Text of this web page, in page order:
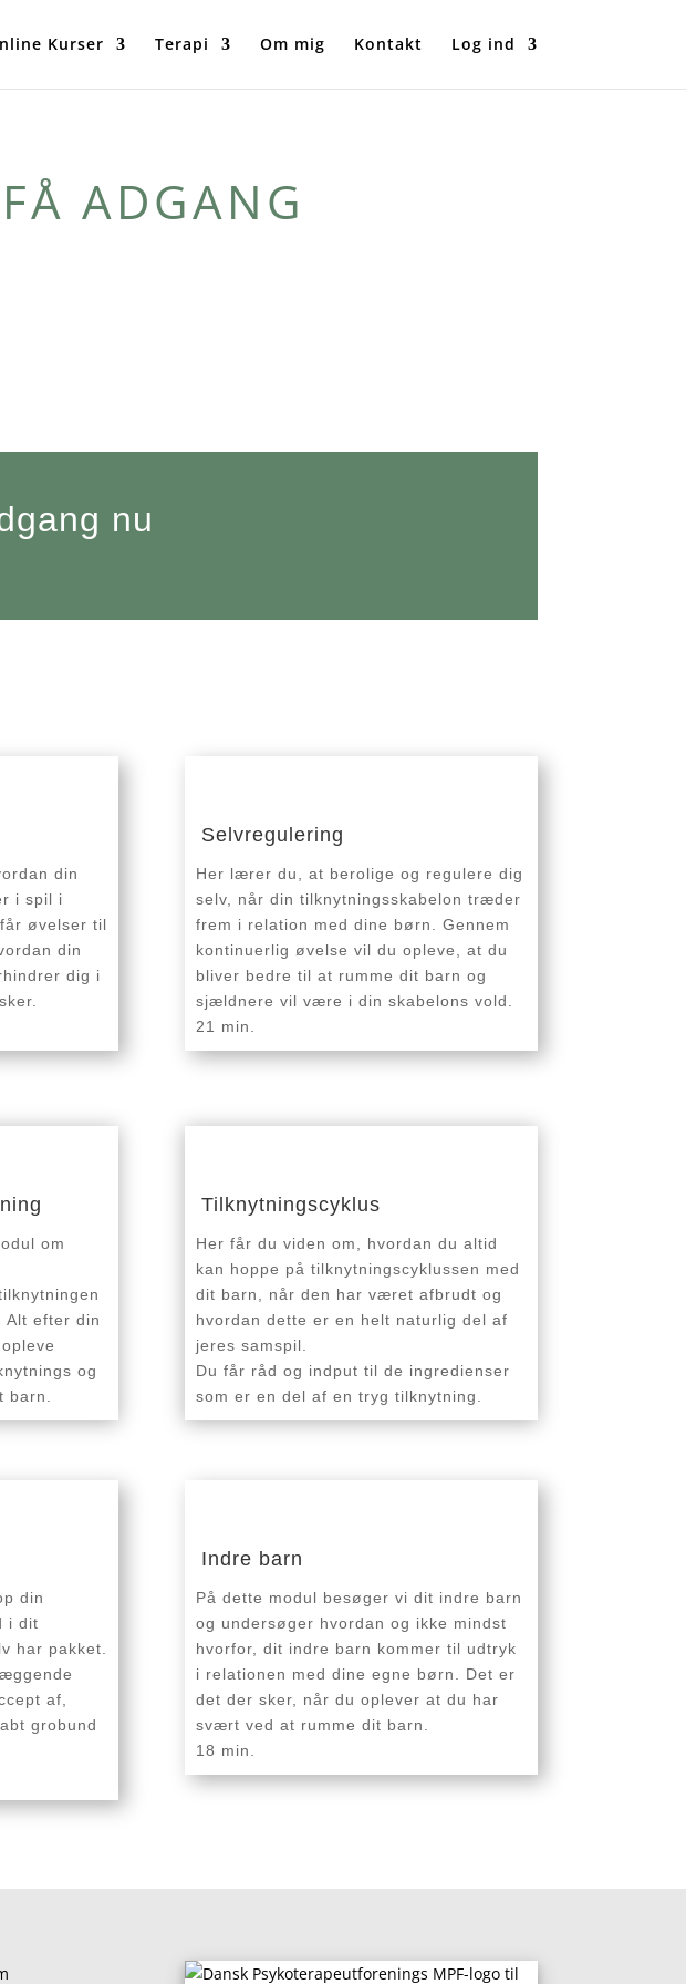
Kurser Terapi Om mig Kontakt Log ind
ADGANG
nu
din
i spil i
øvelser til
din
dig i
Selvregulering
Her lærer du, at berolige og regulere dig
selv, når din tilknytningsskabelon træder
frem i relation med dine børn. Gennem
kontinuerlig øvelse vil du opleve, at du
bliver bedre til at rumme dit barn og
sjældnere vil være i din skabelons vold.
21 min.
om
Alt efter din
og
barn.
Tilknytningscyklus
Her får du viden om, hvordan du altid
kan hoppe på tilknytningscyklussen med
dit barn, når den har været afbrudt og
hvordan dette er en helt naturlig del af
jeres samspil.
Du får råd og indput til de ingredienser
som er en del af en tryg tilknytning.
din
i dit
har pakket.
af,
grobund
Indre barn
På dette modul besøger vi dit indre barn
og undersøger hvordan og ikke mindst
hvorfor, dit indre barn kommer til udtryk
i relationen med dine egne børn. Det er
det der sker, når du oplever at du har
svært ved at rumme dit barn.
18 min.